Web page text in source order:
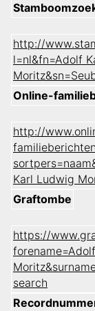
http://
l=nl&fn=Adolf
Online-
http://
Karl Ludwig
Graftombe
https://
search